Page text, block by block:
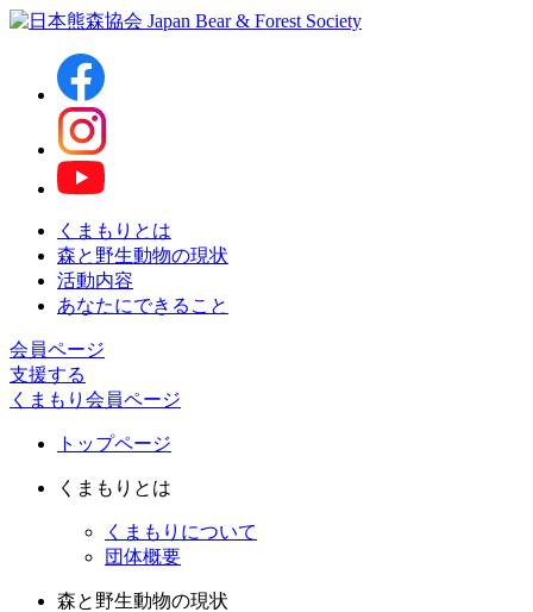
くまもりとは
森と野生動物の現状
活動内容
あなたにできること
会員ページ
支援する
くまもり会員ページ
トップページ
くまもりとは
くまもりについて
団体概要
森と野生動物の現状